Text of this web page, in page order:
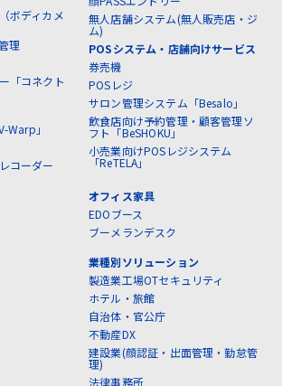
ボディカメ
理
「コネクト
Warp」
コーダー
無人店舗システム(無人販売店・ジ
ム)
POSシステム・店舗向けサービス
券売機
POSレジ
サロン管理システム「Besalo」
飲食店向け予約管理・顧客管理ソ
フト「BeSHOKU」
小売業向けPOSレジシステム
「ReTELA」
オフィス家具
EDOブース
ブーメランデスク
業種別ソリューション
製造業工場OTセキュリティ
ホテル・旅館
自治体・官公庁
不動産DX
建設業(顔認証・出面管理・勤怠管
理)
法律事務所